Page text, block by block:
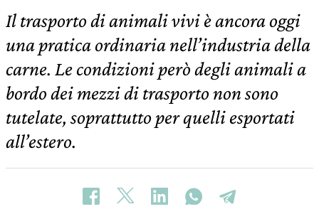
Il trasporto di animali vivi è ancora oggi
una pratica ordinaria nell’industria della
carne. Le condizioni però degli animali a
bordo dei mezzi di trasporto non sono
tutelate, soprattutto per quelli esportati
all’estero.